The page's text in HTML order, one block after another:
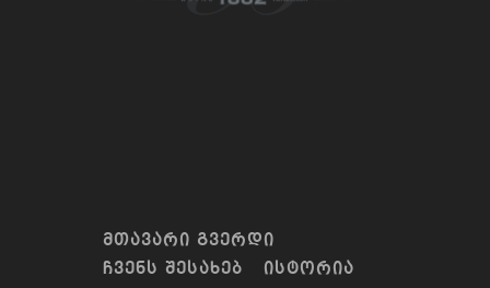
ᲛᲗᲐᲕᲐᲠᲘ ᲒᲕᲔᲠᲓᲘ
ᲩᲕᲔᲜᲡ ᲨᲔᲡᲐᲮᲔᲑ
ᲘᲡᲢᲝᲠᲘᲐ